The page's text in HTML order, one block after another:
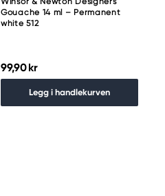
Gouache 14 ml – Permanent
white 512
99,90 kr
Legg i handlekurven